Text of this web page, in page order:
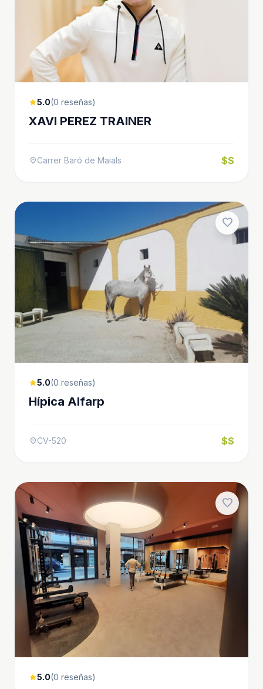
star5.0(0 reseñas)
XAVI PEREZ TRAINER
location_onCarrer Baró de Maials $$
favorite
star5.0(0 reseñas)
Hípica Alfarp
location_onCV-520 $$
favorite
star5.0(0 reseñas)